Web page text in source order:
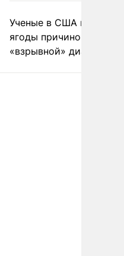
Ученые в США назвали
ягоды причиной
«взрывной» диареи